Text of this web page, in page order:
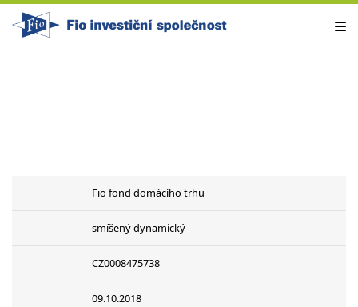
Fio fond domácího trhu
smíšený dynamický
CZ0008475738
09.10.2018